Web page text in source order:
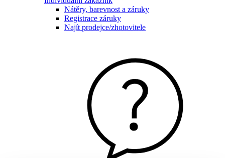
Nátěry, barevnost a záruky
Registrace záruky
Najít prodejce/zhotovitele